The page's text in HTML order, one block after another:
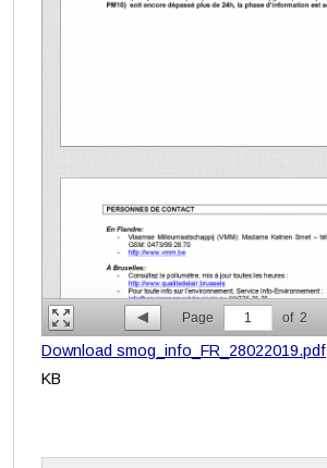
Page 1 of 2
Download smog_info_FR_28022019.pdf
KB